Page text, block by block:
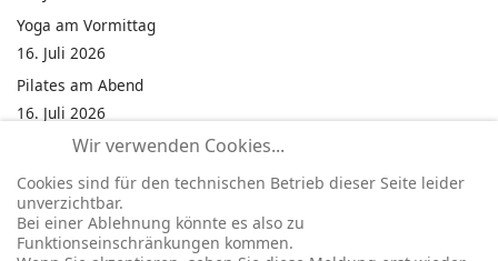
Yoga am Vormittag
16. Juli 2026
Pilates am Abend
16. Juli 2026
Jumping Fitness Intervall
16. Juli 2026
Jumping Fitness Erwachsene
16. Juli 2026
Wir verwenden Cookies...
Cookies sind für den technischen Betrieb dieser Seite leider
unverzichtbar.
Bei einer Ablehnung könnte es also zu
Funktionseinschränkungen kommen.